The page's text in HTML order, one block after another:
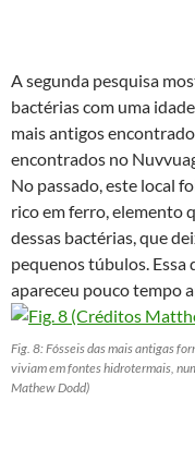
A segunda pesquisa
bactérias com uma
mais antigos
encontrados no
No passado, este local
rico em ferro, elemento
dessas bactérias, que
pequenos túbulos. Essa
apareceu pouco tempo
Fig. 8: Fósseis das mais antigas
viviam em fontes hidrotermais,
Mathew Dodd)